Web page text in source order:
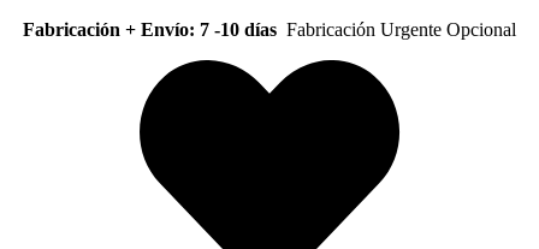
Fabricación + Envío: 7 -10 días Fabricación Urgente Opcional